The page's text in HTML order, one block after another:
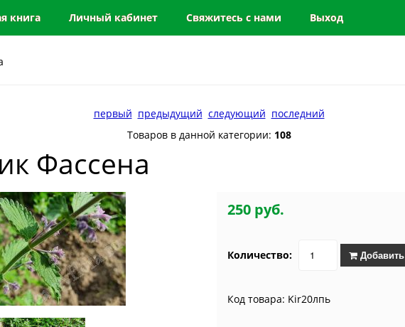
книга Личный кабинет Свяжитесь с нами Выход
первый предыдущий следующий последний
Товаров в данной категории: 108
Фассена
250 руб.
Количество:
Код товара: Kir20лпь